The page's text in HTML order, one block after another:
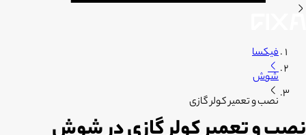
فیکسا
شوش
نصب و تعمیر کولر گازی